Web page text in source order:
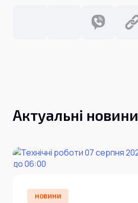
Технічна підтримка:
Актуальні новини
НОВИНИ